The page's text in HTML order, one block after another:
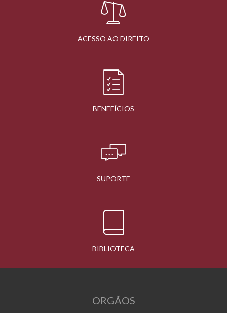
ACESSO AO DIREITO
BENEFÍCIOS
SUPORTE
BIBLIOTECA
ORGÃOS